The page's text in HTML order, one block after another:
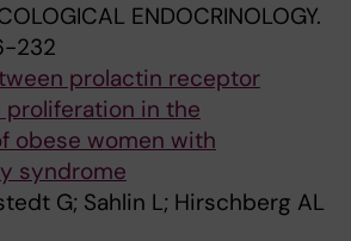
ENDOCRINOLOGY.
232
prolactin receptor
proliferation in the
obese women with
syndrome
G; Sahlin L; Hirschberg AL